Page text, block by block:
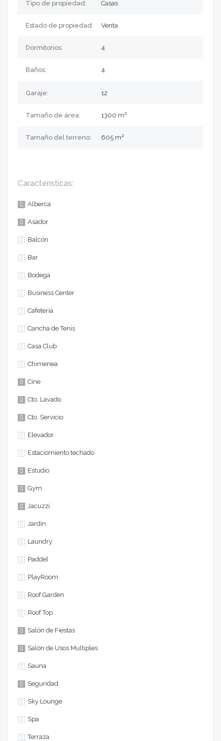
Tipo de propiedad: Casas
Estado de propiedad: Venta
Dormitorios: 4
Baños: 4
Garaje: 12
Tamaño de área: 1300 m²
Tamaño del terreno: 605 m²
Caracteristicas:
Alberca
Asador
Balcón
Bar
Bodega
Business Center
Cafetería
Cancha de Tenis
Casa Club
Chimenea
Cine
Cto. Lavado
Cto. Servicio
Elevador
Estaciomiento techado
Estudio
Gym
Jacuzzi
Jardín
Laundry
Paddel
PlayRoom
Roof Garden
Roof Top
Salón de Fiestas
Salón de Usos Multiples
Sauna
Seguridad
Sky Lounge
Spa
Terraza